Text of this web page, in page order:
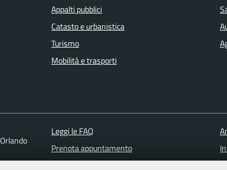
Appalti pubblici
Catasto e urbanistica
Turismo
Mobilità e trasporti
Leggi le FAQ
Prenota appuntamento